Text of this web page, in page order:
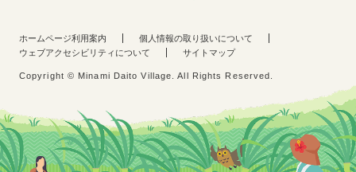
ホームページ利用案内
個人情報の取り扱いについて
ウェブアクセシビリティについて
サイトマップ
Copyright © Minami Daito Village. All Rights Reserved.